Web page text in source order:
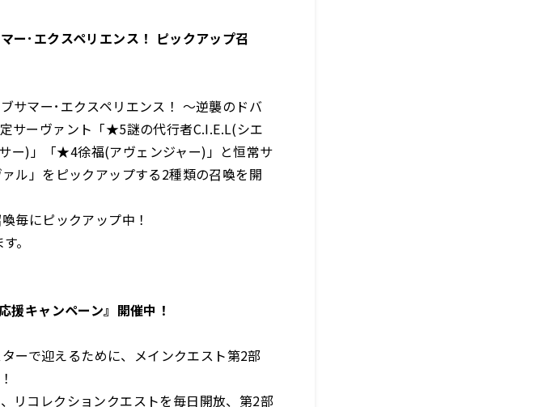
ー･エクスペリエンス！ ピックアップ召
サマー･エクスペリエンス！ ～逆襲のドバ
サーヴァント「★5謎の代行者C.I.E.L(シエ
ー)」「★4徐福(アヴェンジャー)」と恒常サ
ル」をピックアップする2種類の召喚を開
毎にピックアップ中！
。
キャンペーン』開催中！
ーで迎えるために、メインクエスト第2部
リコレクションクエストを毎日開放、第2部